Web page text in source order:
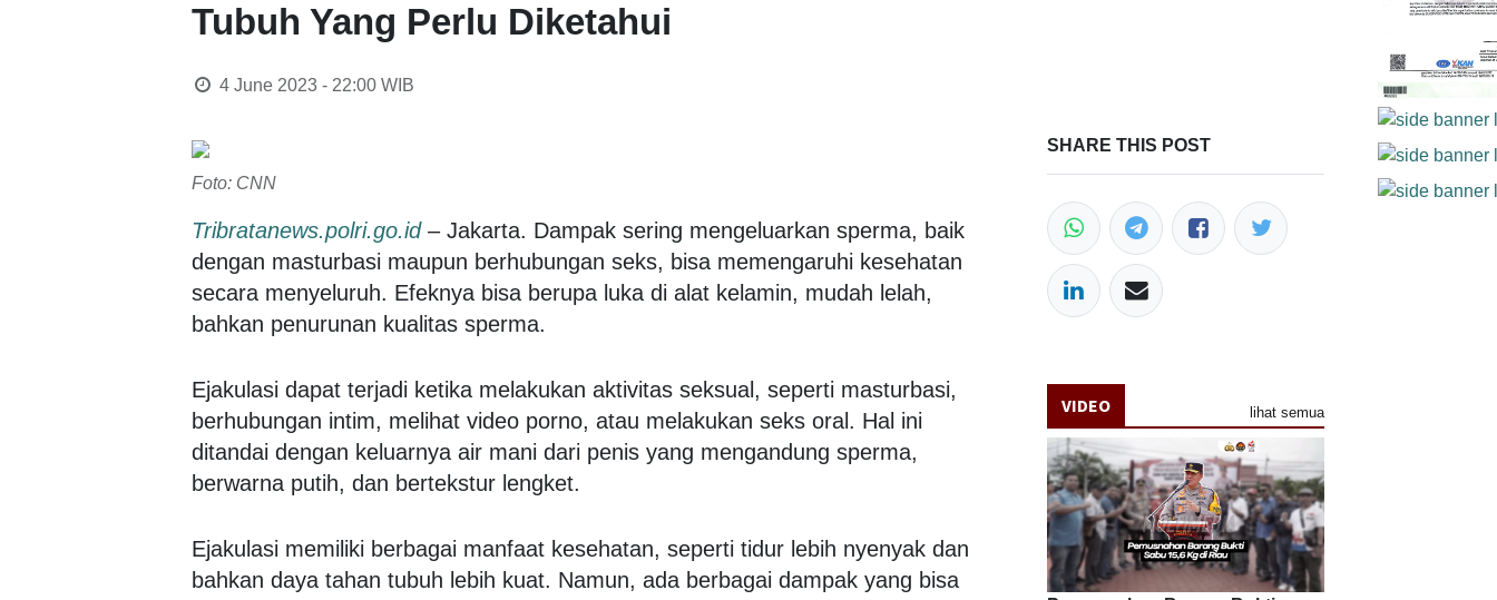
Tubuh Yang Perlu Diketahui
4 June 2023 - 22:00WIB
Foto: CNN
Tribratanews.polri.go.id– Jakarta. Dampak sering mengeluarkan sperma, baik
dengan masturbasi maupun berhubungan seks, bisa memengaruhi kesehatan
secara menyeluruh. Efeknya bisa berupa luka di alat kelamin, mudah lelah,
bahkan penurunan kualitas sperma.
Ejakulasi dapat terjadi ketika melakukan aktivitas seksual, seperti masturbasi,
berhubungan intim, melihat video porno, atau melakukan seks oral. Hal ini
ditandai dengan keluarnya air mani dari penis yang mengandung sperma,
berwarna putih, dan bertekstur lengket.
Ejakulasi memiliki berbagai manfaat kesehatan, seperti tidur lebih nyenyak dan
bahkan daya tahan tubuh lebih kuat. Namun, ada berbagai dampak yang bisa
SHARE THIS POST
VIDEO lihat semua